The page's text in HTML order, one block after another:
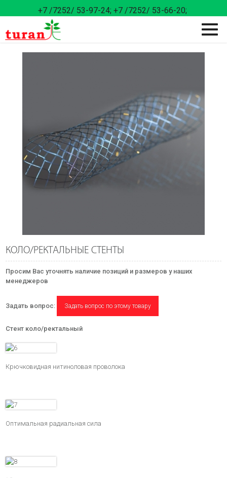
+7 /7252/ 53-97-24; +7 /7252/ 53-66-20;
КОЛО/РЕКТАЛЬНЫЕ СТЕНТЫ
Просим Вас уточнять наличие позиций и размеров у наших
менеджеров
Задать вопрос: Задать вопрос по этому товару
Стент коло/ректальный
Крючковидная нитиноловая проволока
Оптимальная радиальная сила